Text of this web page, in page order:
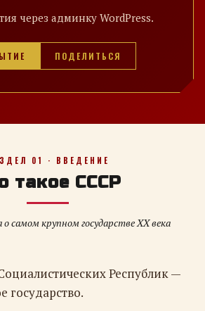
через админку WordPress.
ПОДЕЛИТЬСЯ
01 · ВВЕДЕНИЕ
такое СССР
самом крупном государстве XX века
Республик —
государство.